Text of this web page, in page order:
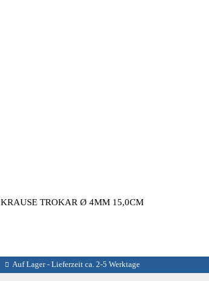
KRAUSE TROKAR Ø 4MM 15,0CM
Auf Lager - Lieferzeit ca. 2-5 Werktage